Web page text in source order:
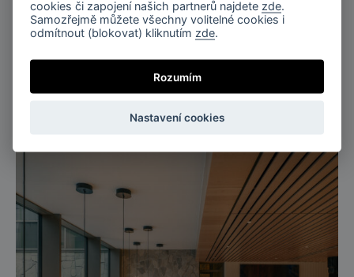
Kanceláře JSK, Praha
cookies či zapojení našich partnerů najdete zde.
Samozřejmě můžete všechny volitelné cookies i
odmítnout (blokovat) kliknutím zde.
Rozumím
Nastavení cookies